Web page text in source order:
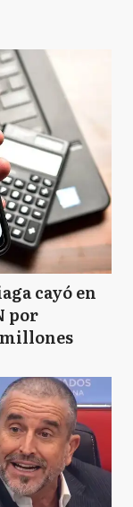
cayó en
por
millones